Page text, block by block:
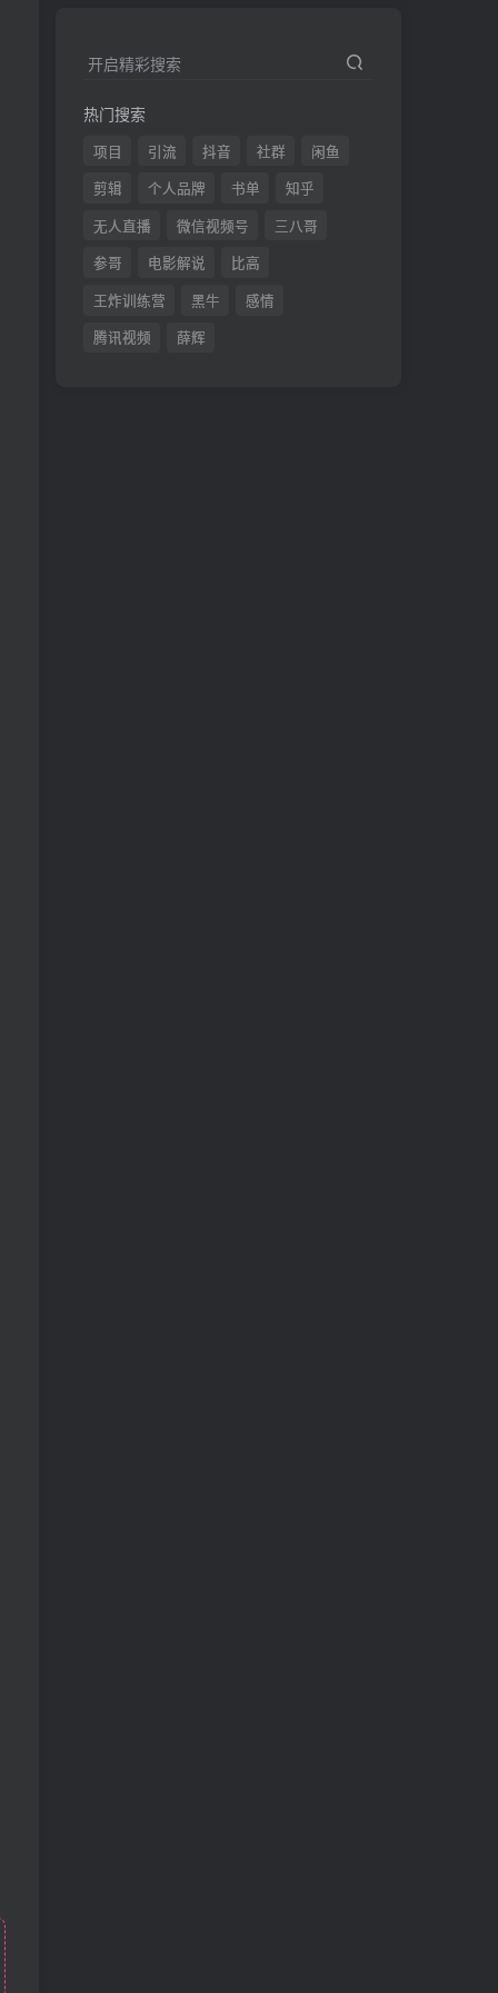
开启精彩搜索
热门搜索
项目 引流 抖音 社群
闲鱼
剪辑
个人品牌 书单
知乎
无人直播
微信视频号
三八哥
参哥
电影解说
比高
王炸训练营
黑牛
感情
腾讯视频
薛辉